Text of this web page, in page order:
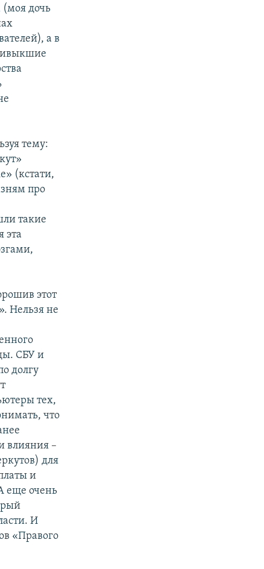
(моя дочь
а в
тему:
(кстати,
про
такие
эта
этот
Нельзя не
СБУ и
долгу
тех,
что
влияния –
для
и
еще очень
И
«Правого